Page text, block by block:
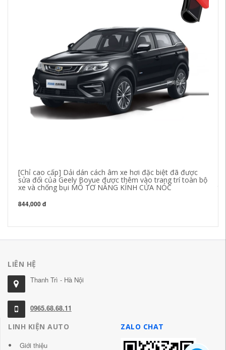
[Chỉ cao cấp] Dải dán cách âm xe hơi đặc biệt đã được
sửa đổi của Geely Boyue được thêm vào trang trí toàn bộ
xe và chống bụi MÔ TƠ NÂNG KÍNH CỬA NÓC
844,000 đ
LIÊN HỆ
Thanh Trì - Hà Nội
0965.68.68.11
LINH KIỆN AUTO
Giới thiệu
ZALO CHAT